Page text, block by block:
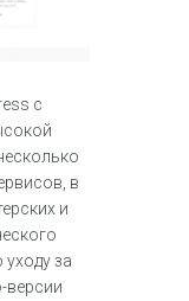
с
в
и
за
версии